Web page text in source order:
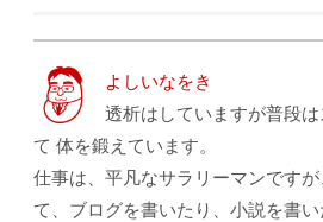
よしいなをき
透析はしていますが普段
て 体を鍛えています。
仕事は、平凡なサラリーマンです
て、ブログを書いたり、小説を書い